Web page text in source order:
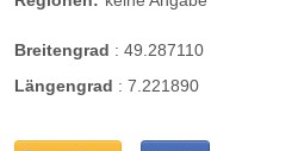
Breitengrad : 49.287110
Längengrad : 7.221890